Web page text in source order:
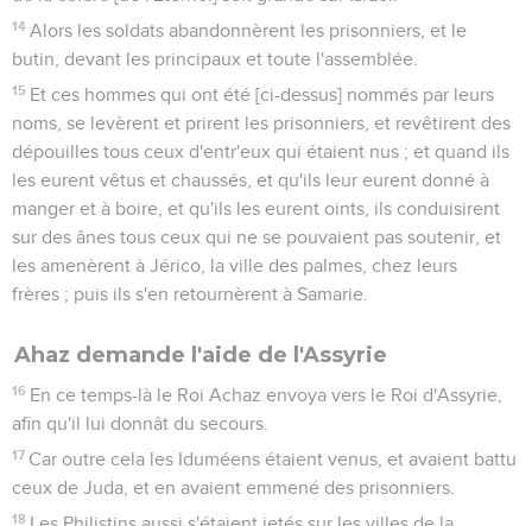
14 Alors les soldats abandonnèrent les prisonniers, et le
butin, devant les principaux et toute l'assemblée.
15 Et ces hommes qui ont été [ci-dessus] nommés par leurs
noms, se levèrent et prirent les prisonniers, et revêtirent des
dépouilles tous ceux d'entr'eux qui étaient nus ; et quand ils
les eurent vêtus et chaussés, et qu'ils leur eurent donné à
manger et à boire, et qu'ils les eurent oints, ils conduisirent
sur des ânes tous ceux qui ne se pouvaient pas soutenir, et
les amenèrent à Jérico, la ville des palmes, chez leurs
frères ; puis ils s'en retournèrent à Samarie.
Ahaz demande l'aide de l'Assyrie
16 En ce temps-là le Roi Achaz envoya vers le Roi d'Assyrie,
afin qu'il lui donnât du secours.
17 Car outre cela les Iduméens étaient venus, et avaient battu
ceux de Juda, et en avaient emmené des prisonniers.
18